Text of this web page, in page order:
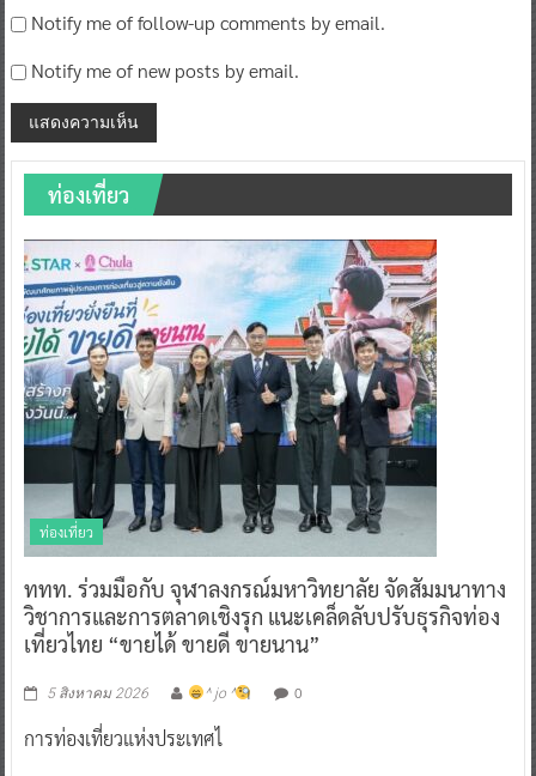
Notify me of follow-up comments by email.
Notify me of new posts by email.
ท่องเที่ยว
ท่องเที่ยว
ททท. ร่วมมือกับ จุฬาลงกรณ์มหาวิทยาลัย จัดสัมมนาทาง
วิชาการและการตลาดเชิงรุก แนะเคล็ดลับปรับธุรกิจท่อง
เที่ยวไทย “ขายได้ ขายดี ขายนาน”
5 สิงหาคม 2026 ^ jo ^ 0
การท่องเที่ยวแห่งประเทศไ